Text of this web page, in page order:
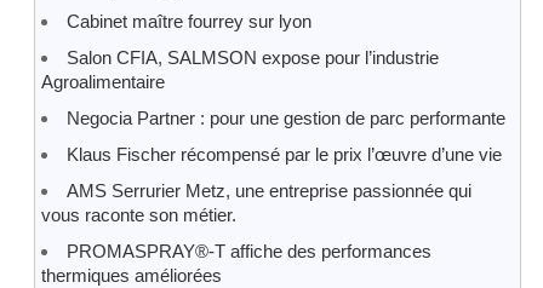
Cabinet maître fourrey sur lyon
Salon CFIA, SALMSON expose pour l’industrie
Agroalimentaire
Negocia Partner : pour une gestion de parc performante
Klaus Fischer récompensé par le prix l’œuvre d’une vie
AMS Serrurier Metz, une entreprise passionnée qui
vous raconte son métier.
PROMASPRAY®-T affiche des performances
thermiques améliorées